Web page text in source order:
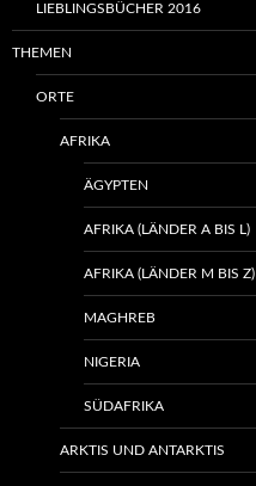
LIEBLINGSBÜCHER 2016
THEMEN
ORTE
AFRIKA
ÄGYPTEN
AFRIKA (LÄNDER A BIS L)
AFRIKA (LÄNDER M BIS Z)
MAGHREB
NIGERIA
SÜDAFRIKA
ARKTIS UND ANTARKTIS